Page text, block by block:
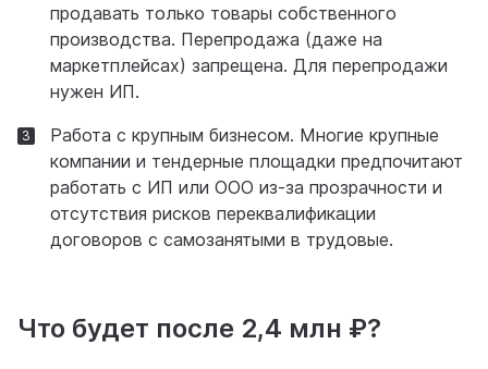
продавать только товары собственного
производства. Перепродажа (даже на
маркетплейсах) запрещена. Для перепродажи
нужен ИП.
Работа с крупным бизнесом. Многие крупные
компании и тендерные площадки предпочитают
работать с ИП или ООО из-за прозрачности и
отсутствия рисков переквалификации
договоров с самозанятыми в трудовые.
Что будет после 2,4 млн ₽?